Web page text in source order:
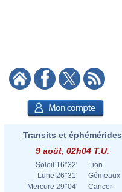
Transits et éphémérides
9 août, 02h04 T.U.
Soleil 16°32'
Lion
Lune 26°31'
Gémeaux
Mercure 29°04'
Cancer